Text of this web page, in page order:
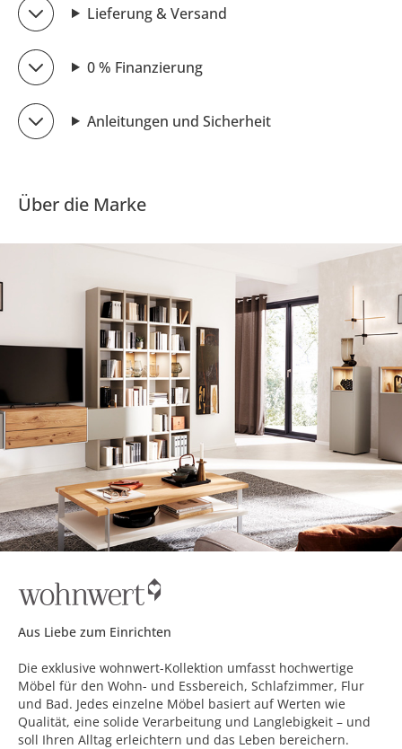
Lieferung & Versand
0 % Finanzierung
Anleitungen und Sicherheit
Über die Marke
Aus Liebe zum Einrichten
Die exklusive wohnwert-Kollektion umfasst hochwertige
Möbel für den Wohn- und Essbereich, Schlafzimmer, Flur
und Bad. Jedes einzelne Möbel basiert auf Werten wie
Qualität, eine solide Verarbeitung und Langlebigkeit – und
soll Ihren Alltag erleichtern und das Leben bereichern.